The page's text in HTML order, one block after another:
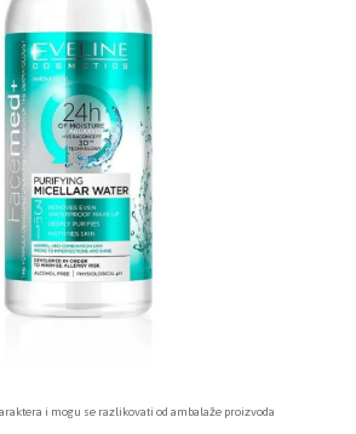
i mogu se razlikovati od ambalaže proizvoda